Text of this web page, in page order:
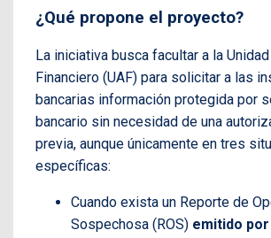
¿Qué propone el proyecto?
La iniciativa busca facultar a la
Financiero (UAF) para solicitar a las
bancarias información protegida por
bancario sin necesidad de una
previa, aunque únicamente en tres
específicas:
Cuando exista un Reporte de
Sospechosa (ROS) emitido